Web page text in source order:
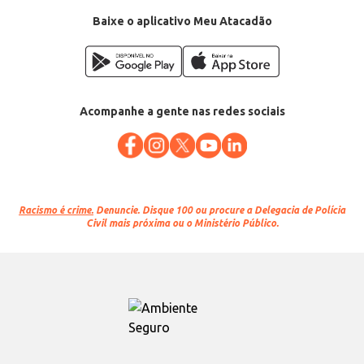
Baixe o aplicativo Meu Atacadão
Acompanhe a gente nas redes sociais
Racismo é crime. Denuncie. Disque 100 ou procure a Delegacia de Polícia
Civil mais próxima ou o Ministério Público.